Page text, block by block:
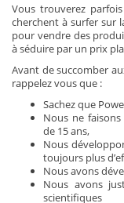
Vous trouverez
cherchent à surfer sur
pour vendre des
à séduire par un prix
Avant de succomber
rappelez vous que :
Sachez que
Nous ne
de 15 ans,
Nous
toujours plus
Nous avons
Nous avons
scientifiques